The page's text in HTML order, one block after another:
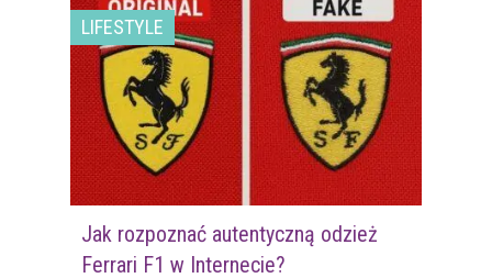
LIFESTYLE
Jak rozpoznać autentyczną odzież
Ferrari F1 w Internecie?